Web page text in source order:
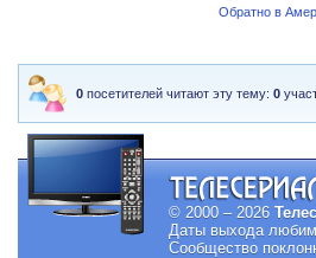
Обратно в
0 посетителей читают эту тему:0
© 2000 – 2026
Даты выхода
Сообщество